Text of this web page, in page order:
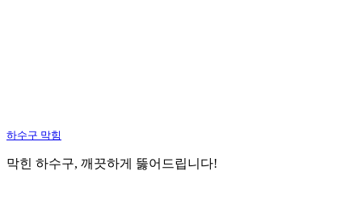
하수구 막힘
막힌 하수구, 깨끗하게 뚫어드립니다!